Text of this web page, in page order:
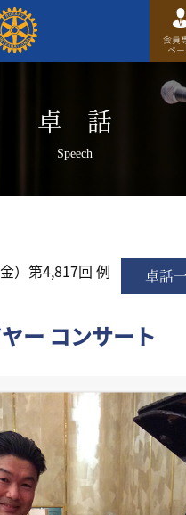
卓 話
Speech
卓話
）第4,817回 例
ー コンサート